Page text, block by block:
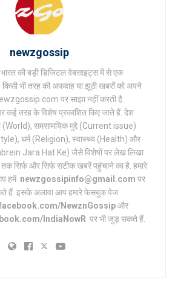
newzgossip
भारत की बड़ी डिजिटल वेबसाइट्स में से एक
किसी भी तरह की अफवाह या झूठी खबरों को अपने
पर साझा नहीं करती है.
कई तरह के विशेष प्रकाशित किए जाते हैं. देश
(World), समसामयिक मुद्दे (Current issue)
धर्म (Religion), स्वास्थ्य (Health) और
Jara Hat Ke) जैसे विशेषों पर लेख लिखा
तक सिर्फ और सिर्फ सटीक खबरें पहुंचाने का है. हमारे
हमें newzgossipinfo@gmail.com पर
हैं. इसके अलावा आप हमारे फेसबुक पेज
NewznGossipऔर
IndiaNowR पर भी जुड़ सकते हैं.